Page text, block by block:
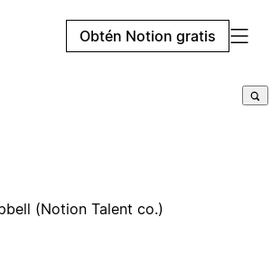
Obtén Notion gratis
(Notion Talent co.)